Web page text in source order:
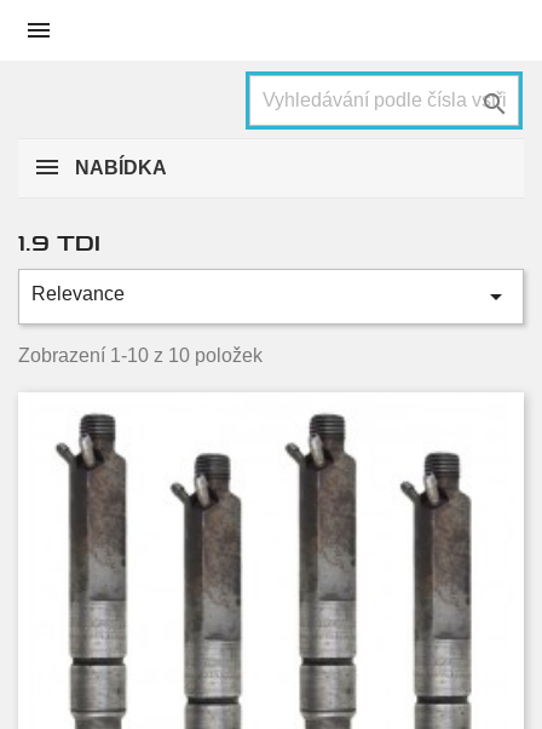


NABÍDKA
77 KW, 105 HP
4
96 KW, 130 HP
Condition
Used 5
1.9 TDI
Relevance 
Zobrazení 1-10 z 10 položek